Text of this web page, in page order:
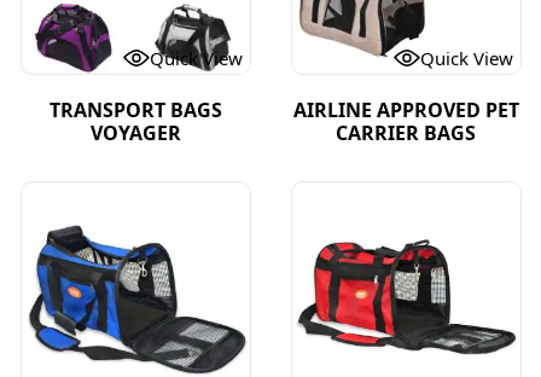
Quick View
TRANSPORT BAGS
VOYAGER
Quick View
AIRLINE APPROVED PET
CARRIER BAGS